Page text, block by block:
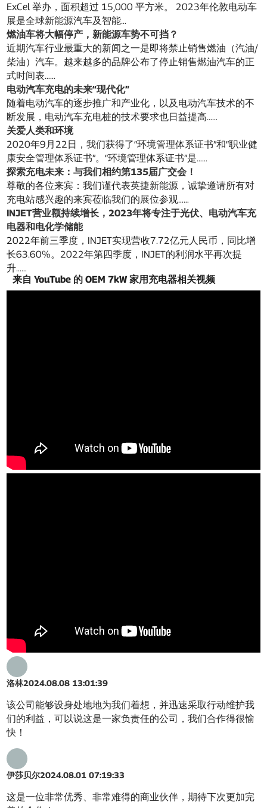
ExCel 举办，面积超过 15,000 平方米。 2023年伦敦电动车
展是全球新能源汽车及智能...
燃油车将大幅停产，新能源车势不可挡？
近期汽车行业最重大的新闻之一是即将禁止销售燃油（汽油/
柴油）汽车。越来越多的品牌公布了停止销售燃油汽车的正
式时间表……
电动汽车充电的未来“现代化”
随着电动汽车的逐步推广和产业化，以及电动汽车技术的不
断发展，电动汽车充电桩的技术要求也日益提高……
关爱人类和环境
2020年9月22日，我们获得了“环境管理体系证书”和“职业健
康安全管理体系证书”。“环境管理体系证书”是……
探索充电未来：与我们相约第135届广交会！
尊敬的各位来宾：我们谨代表英捷新能源，诚挚邀请所有对
充电站感兴趣的来宾莅临我们的展位参观……
INJET营业额持续增长，2023年将专注于光伏、电动汽车充
电器和电化学储能
2022年前三季度，INJET实现营收7.72亿元人民币，同比增
长63.60%。2022年第四季度，INJET的利润水平再次提
升……
来自 YouTube 的 OEM 7kW 家用充电器相关视频
洛林2024.08.08 13:01:39
该公司能够设身处地地为我们着想，并迅速采取行动维护我
们的利益，可以说这是一家负责任的公司，我们合作得很愉
快！
伊莎贝尔2024.08.01 07:19:33
这是一位非常优秀、非常难得的商业伙伴，期待下次更加完